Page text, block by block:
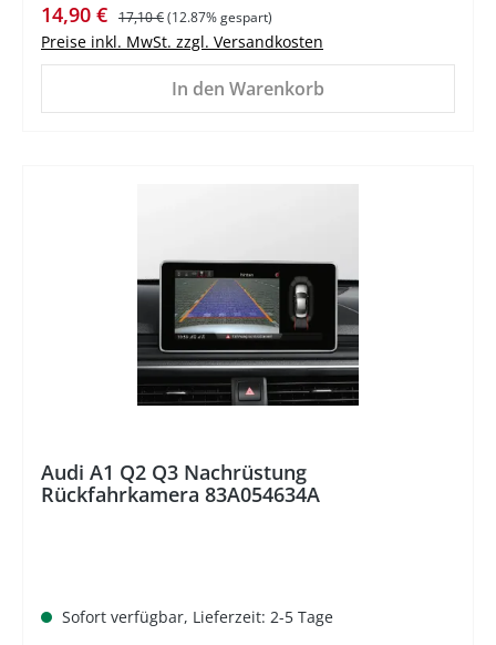
Verkaufspreis:
14,90 € Regulärer Preis:
17,10 €(12.87% gespart)
Preise inkl. MwSt. zzgl. Versandkosten
In den Warenkorb
Audi A1 Q2 Q3 Nachrüstung
Rückfahrkamera 83A054634A
Sofort verfügbar, Lieferzeit: 2-5 Tage